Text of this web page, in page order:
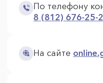
По телефону
8 (812) 676-25-
На сайте